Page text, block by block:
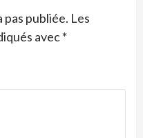
pas publiée. Les
avec*